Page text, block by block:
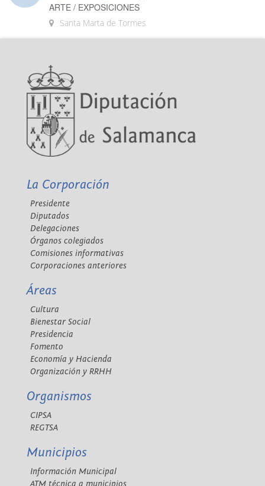
ARTE / EXPOSICIONES
Santa Marta de Tormes
La Corporación
Presidente
Diputados
Delegaciones
Órganos colegiados
Comisiones informativas
Corporaciones anteriores
Áreas
Cultura
Bienestar Social
Presidencia
Fomento
Economía y Hacienda
Organización y RRHH
Organismos
CIPSA
REGTSA
Municipios
Información Municipal
ATM técnica a municipios